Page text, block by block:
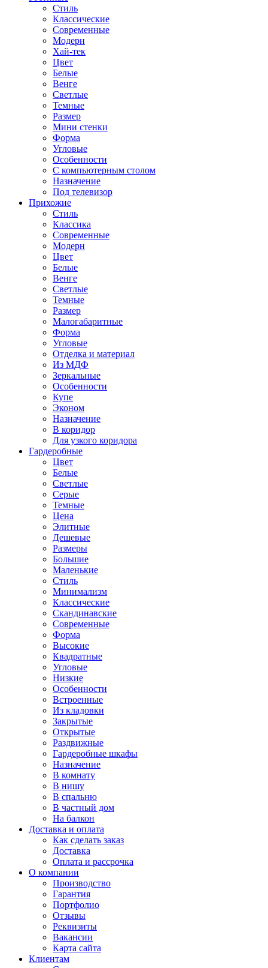
Стиль
Классические
Современные
Модерн
Хай-тек
Цвет
Белые
Венге
Светлые
Темные
Размер
Мини стенки
Форма
Угловые
Особенности
С компьютерным столом
Назначение
Под телевизор
Прихожие
Стиль
Классика
Современные
Модерн
Цвет
Белые
Венге
Светлые
Темные
Размер
Малогабаритные
Форма
Угловые
Отделка и материал
Из МДФ
Зеркальные
Особенности
Купе
Эконом
Назначение
В коридор
Для узкого коридора
Гардеробные
Цвет
Белые
Светлые
Серые
Темные
Цена
Элитные
Дешевые
Размеры
Большие
Маленькие
Стиль
Минимализм
Классические
Скандинавские
Современные
Форма
Высокие
Квадратные
Угловые
Низкие
Особенности
Встроенные
Из кладовки
Закрытые
Открытые
Раздвижные
Гардеробные шкафы
Назначение
В комнату
В нишу
В спальню
В частный дом
На балкон
Доставка и оплата
Как сделать заказ
Доставка
Оплата и рассрочка
О компании
Производство
Гарантия
Портфолио
Отзывы
Реквизиты
Вакансии
Карта сайта
Клиентам